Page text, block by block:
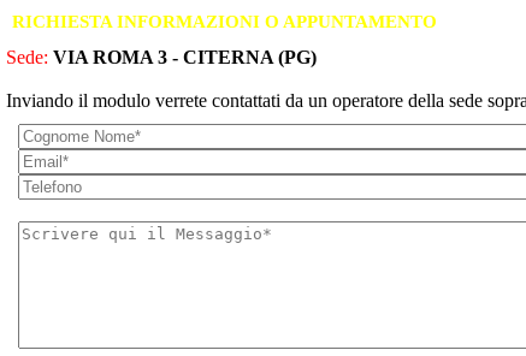
RICHIESTA INFORMAZIONI O APPUNTAMENTO
Sede: VIA ROMA 3 - CITERNA (PG)
Inviando il modulo verrete contattati da un operatore della sede